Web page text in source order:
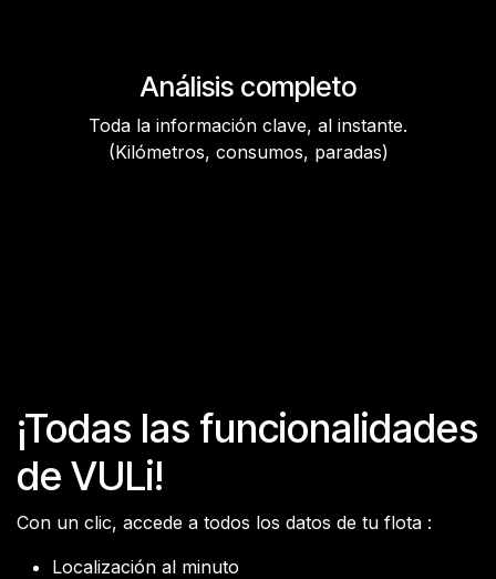
Análisis completo
Toda la información clave, al instante.
(Kilómetros, consumos, paradas)
¡Todas las funcionalidades
de VULi!
Con un clic, accede a todos los datos de tu flota :
Localización al minuto